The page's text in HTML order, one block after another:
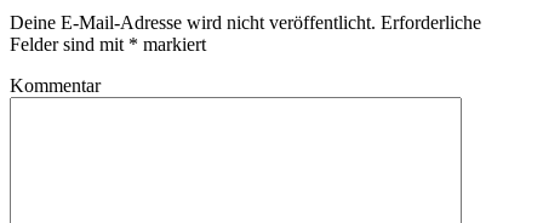
Deine E-Mail-Adresse wird nicht veröffentlicht. Erforderliche
Felder sind mit * markiert
Kommentar